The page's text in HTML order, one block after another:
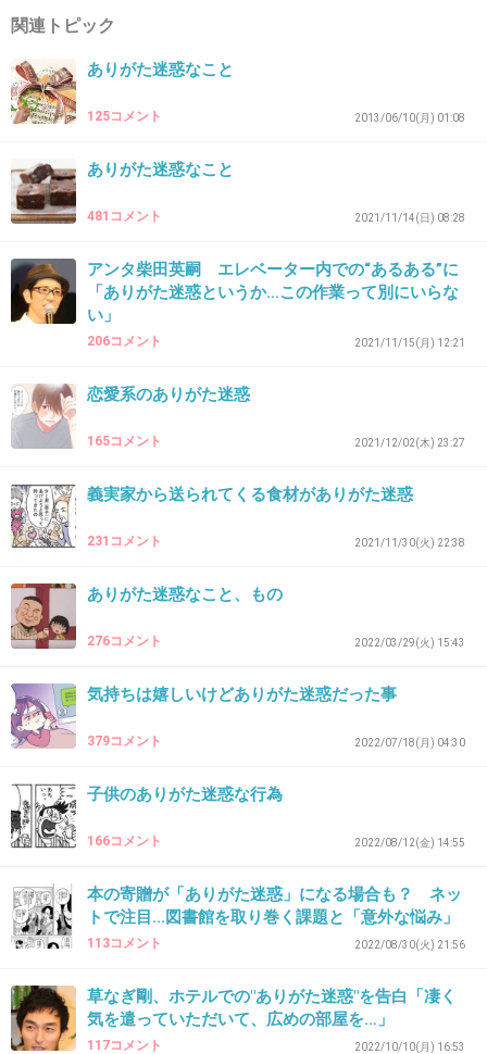
32. 匿名2026/07/08(水) 12:07:17
自分が要らなくなったものをあげようとするのやめて欲し
必要か聞いて必要だったらあげるとかならいいけど
33. 匿名2026/07/08(水) 12:07:21
1件の返信
+0 -0
34. 匿名2026/07/08(水) 12:12:24
可愛いコレwwこういうの好きw
-1
35. 匿名2026/07/08(水) 12:22:40
ないとできない
36. 匿名2026/07/08(水) 12:23:34
全然興味のないYouTubeを共有してLINEに送って来る人 反
応に困る
+5
関連トピック
ありがた迷惑なこと
125コメント 2013/06/10(月) 01:08
ありがた迷惑なこと
481コメント 2021/11/14(日) 08:28
アンタ柴田英嗣 エレベーター内での“あるある”に
「ありがた迷惑というか…この作業って別にいらな
い」
206コメント 2021/11/15(月) 12:21
恋愛系のありがた迷惑
165コメント 2021/12/02(木) 23:27
義実家から送られてくる食材がありがた迷惑
231コメント 2021/11/30(火) 22:38
ありがた迷惑なこと、もの
276コメント 2022/03/29(火) 15:43
気持ちは嬉しいけどありがた迷惑だった事
379コメント 2022/07/18(月) 04:30
子供のありがた迷惑な行為
166コメント 2022/08/12(金) 14:55
本の寄贈が「ありがた迷惑」になる場合も？ ネッ
トで注目...図書館を取り巻く課題と「意外な悩み」
113コメント 2022/08/30(火) 21:56
草なぎ剛、ホテルでの"ありがた迷惑"を告白「凄く
気を遣っていただいて、広めの部屋を…」
117コメント 2022/10/10(月) 16:53